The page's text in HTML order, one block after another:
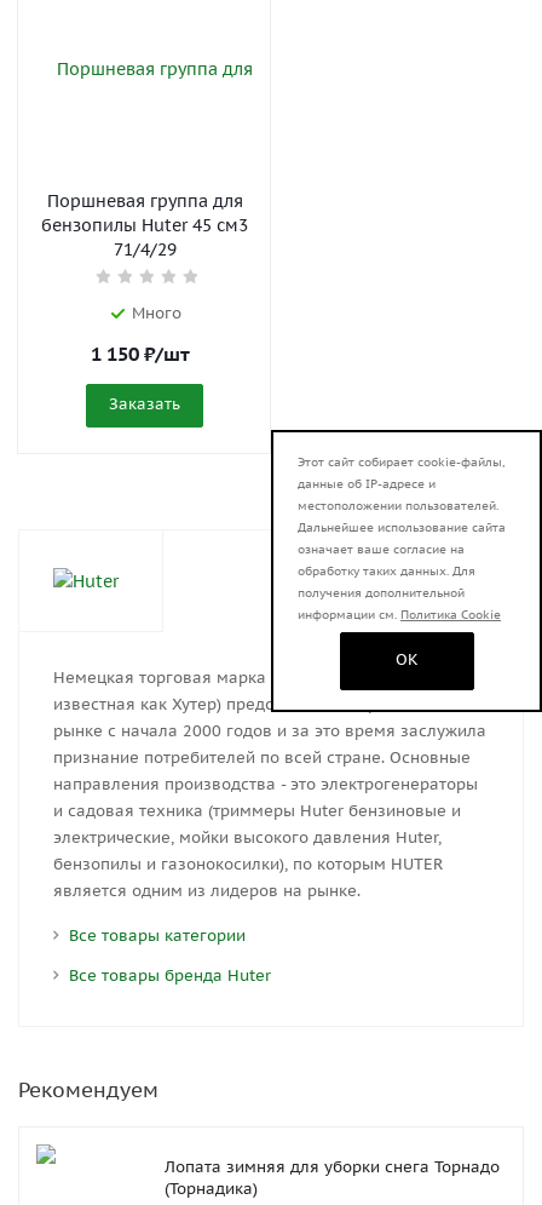
Поршневая группа для
бензопилы Huter 45 см3
71/4/29
Много
1 150 ₽/шт
Заказать
Немецкая торговая марка HUTER (в народе
известная как Хутер) представлена на российском
рынке с начала 2000 годов и за это время заслужила
признание потребителей по всей стране. Основные
направления производства - это электрогенераторы
и садовая техника (триммеры Huter бензиновые и
электрические, мойки высокого давления Huter,
бензопилы и газонокосилки), по которым HUTER
является одним из лидеров на рынке.
Все товары категории
Все товары бренда Huter
Рекомендуем
Лопата зимняя для уборки снега Торнадо
(Торнадика)
Этот сайт собирает cookie-файлы,
данные об IP-адресе и
местоположении пользователей.
Дальнейшее использование сайта
означает ваше согласие на
обработку таких данных. Для
получения дополнительной
информации см. Политика Cookie
OK